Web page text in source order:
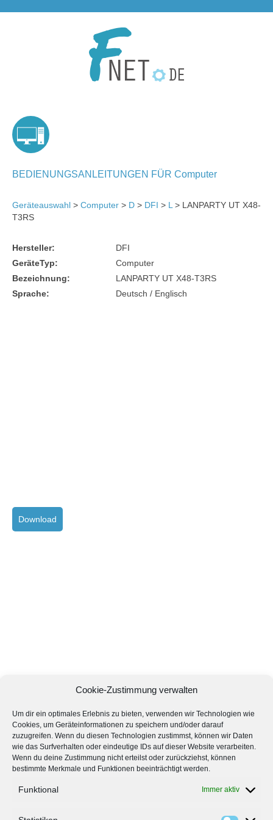
Cookie-Zustimmung verwalten
Um dir ein optimales Erlebnis zu bieten, verwenden wir Technologien wie
Cookies, um Geräteinformationen zu speichern und/oder darauf
zuzugreifen. Wenn du diesen Technologien zustimmst, können wir Daten
wie das Surfverhalten oder eindeutige IDs auf dieser Website verarbeiten.
Wenn du deine Zustimmung nicht erteilst oder zurückziehst, können
bestimmte Merkmale und Funktionen beeinträchtigt werden.
Funktional Immer aktiv
BEDIENUNGSANLEITUNGEN FÜR Computer
Geräteauswahl > Computer > D > DFI > L > LANPARTY UT X48-
T3RS
Hersteller:
DFI
GeräteTyp:
Computer
Bezeichnung:
LANPARTY UT X48-T3RS
Sprache:
Deutsch / Englisch
Download